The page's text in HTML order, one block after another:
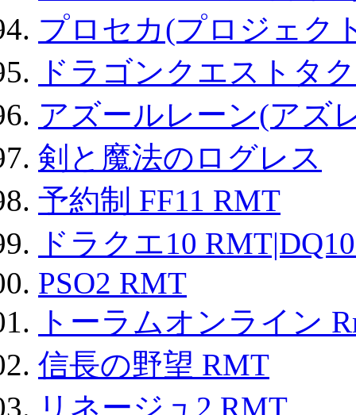
プロセカ(プロジェク
ドラゴンクエストタ
アズールレーン(アズ
剣と魔法のログレス
予約制 FF11 RMT
ドラクエ10
PSO2 RMT
トーラムオンライン
信長の野望 RMT
リネージュ2 RMT